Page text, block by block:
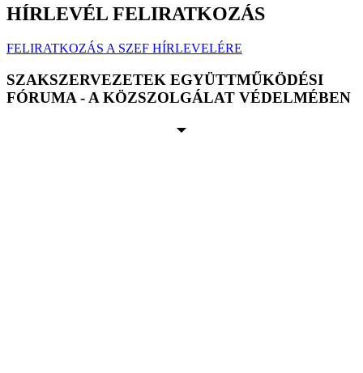
HÍRLEVÉL FELIRATKOZÁS
FELIRATKOZÁS A SZEF HÍRLEVELÉRE
SZAKSZERVEZETEK EGYÜTTMŰKÖDÉSI
FÓRUMA - A KÖZSZOLGÁLAT VÉDELMÉBEN